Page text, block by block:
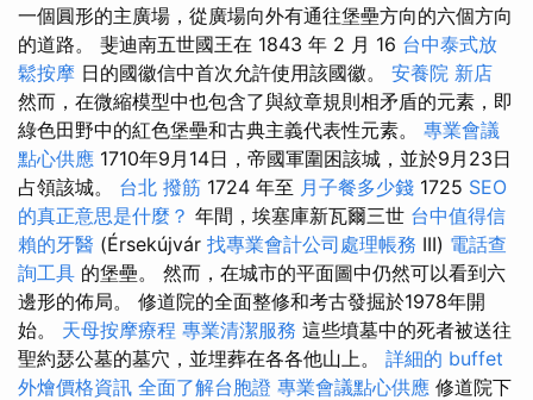
一個圓形的主廣場，從廣場向外有通往堡壘方向的六個方向
的道路。 斐迪南五世國王在 1843 年 2 月 16 台中泰式放
鬆按摩 日的國徽信中首次允許使用該國徽。 安養院 新店
然而，在微縮模型中也包含了與紋章規則相矛盾的元素，即
綠色田野中的紅色堡壘和古典主義代表性元素。 專業會議
點心供應 1710年9月14日，帝國軍圍困該城，並於9月23日
占領該城。 台北 撥筋 1724 年至 月子餐多少錢 1725 SEO
的真正意思是什麼？ 年間，埃塞庫新瓦爾三世 台中值得信
賴的牙醫 (Érsekújvár 找專業會計公司處理帳務 III) 電話查
詢工具 的堡壘。 然而，在城市的平面圖中仍然可以看到六
邊形的佈局。 修道院的全面整修和考古發掘於1978年開
始。 天母按摩療程 專業清潔服務 這些墳墓中的死者被送往
聖約瑟公墓的墓穴，並埋葬在各各他山上。 詳細的 buffet
外燴價格資訊 全面了解台胞證 專業會議點心供應 修道院下